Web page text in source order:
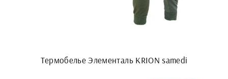
Термобелье Элементаль KRION samedi